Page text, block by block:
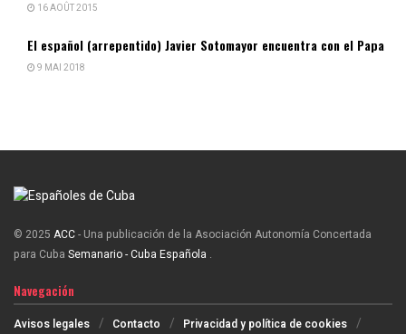
16 AOÛT 2015
El español (arrepentido) Javier Sotomayor encuentra con el Papa
9 MAI 2018
© 2025 ACC- Una publicación de la Asociación Autonomía Concertada
para Cuba Semanario - Cuba Española .
Navegación
Avisos legales Contacto Privacidad y política de cookies